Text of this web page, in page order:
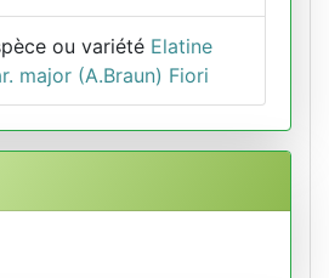
ou variété Elatine
major (A.Braun) Fiori